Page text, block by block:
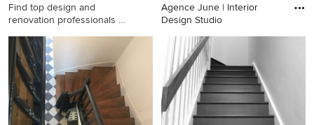
Find top design and
renovation professionals on
Agence June | Interior
Design Studio